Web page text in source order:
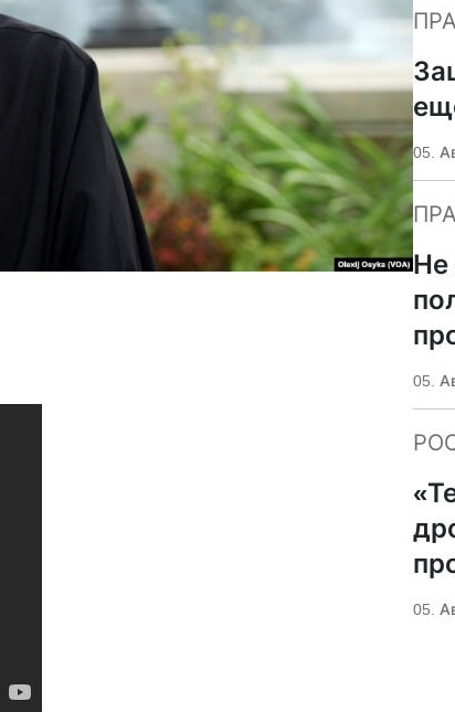
05.
Не
05.
05.